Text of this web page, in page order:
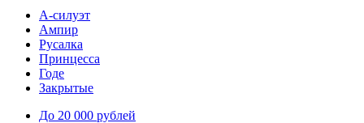
А-силуэт
Ампир
Русалка
Принцесса
Годе
Закрытые
До 20 000 рублей